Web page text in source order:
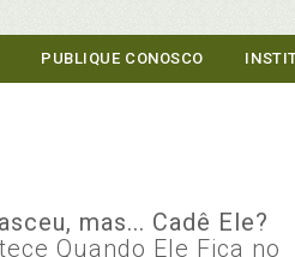
PUBLIQUE CONOSCO
mas... Cadê Ele?
Quando Ele Fica no